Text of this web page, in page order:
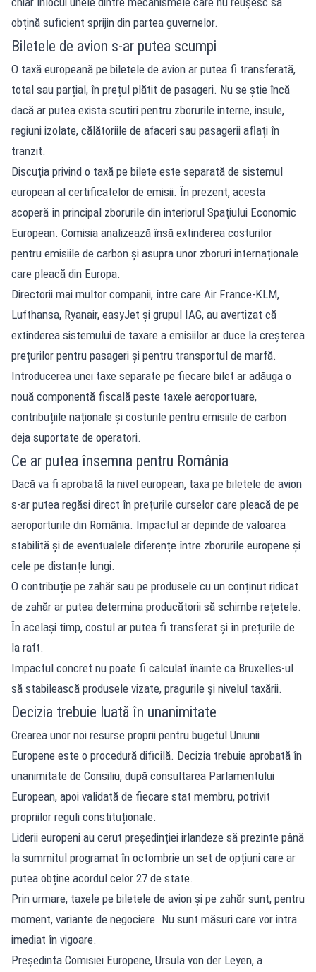
obțină suficient sprijin din partea guvernelor.
Biletele de avion s-ar putea scumpi
O taxă europeană pe biletele de avion ar putea fi transferată,
total sau parțial, în prețul plătit de pasageri. Nu se știe încă
dacă ar putea exista scutiri pentru zborurile interne, insule,
regiuni izolate, călătoriile de afaceri sau pasagerii aflați în
tranzit.
Discuția privind o taxă pe bilete este separată de sistemul
european al certificatelor de emisii. În prezent, acesta
acoperă în principal zborurile din interiorul Spațiului Economic
European. Comisia analizează însă extinderea costurilor
pentru emisiile de carbon și asupra unor zboruri internaționale
care pleacă din Europa.
Directorii mai multor companii, între care Air France-KLM,
Lufthansa, Ryanair, easyJet și grupul IAG, au avertizat că
extinderea sistemului de taxare a emisiilor ar duce la creșterea
prețurilor pentru pasageri și pentru transportul de marfă.
Introducerea unei taxe separate pe fiecare bilet ar adăuga o
nouă componentă fiscală peste taxele aeroportuare,
contribuțiile naționale și costurile pentru emisiile de carbon
deja suportate de operatori.
Ce ar putea însemna pentru România
Dacă va fi aprobată la nivel european, taxa pe biletele de avion
s-ar putea regăsi direct în prețurile curselor care pleacă de pe
aeroporturile din România. Impactul ar depinde de valoarea
stabilită și de eventualele diferențe între zborurile europene și
cele pe distanțe lungi.
O contribuție pe zahăr sau pe produsele cu un conținut ridicat
de zahăr ar putea determina producătorii să schimbe rețetele.
În același timp, costul ar putea fi transferat și în prețurile de
la raft.
Impactul concret nu poate fi calculat înainte ca Bruxelles-ul
să stabilească produsele vizate, pragurile și nivelul taxării.
Decizia trebuie luată în unanimitate
Crearea unor noi resurse proprii pentru bugetul Uniunii
Europene este o procedură dificilă. Decizia trebuie aprobată în
unanimitate de Consiliu, după consultarea Parlamentului
European, apoi validată de fiecare stat membru, potrivit
propriilor reguli constituționale.
Liderii europeni au cerut președinției irlandeze să prezinte până
la summitul programat în octombrie un set de opțiuni care ar
putea obține acordul celor 27 de state.
Prin urmare, taxele pe biletele de avion și pe zahăr sunt, pentru
moment, variante de negociere. Nu sunt măsuri care vor intra
imediat în vigoare.
Președinta Comisiei Europene, Ursula von der Leyen, a